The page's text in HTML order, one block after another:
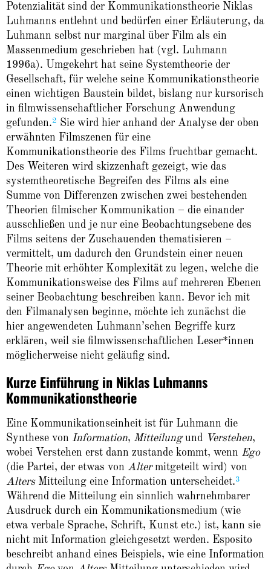
Potenzialität sind der Kommunikationstheorie Niklas
Luhmanns entlehnt und bedürfen einer Erläuterung, da
Luhmann selbst nur marginal über Film als ein
Massenmedium geschrieben hat (vgl. Luhmann
1996a). Umgekehrt hat seine Systemtheorie der
Gesellschaft, für welche seine Kommunikationstheorie
einen wichtigen Baustein bildet, bislang nur kursorisch
in filmwissenschaftlicher Forschung Anwendung
gefunden.2 Sie wird hier anhand der Analyse der oben
erwähnten Filmszenen für eine
Kommunikationstheorie des Films fruchtbar gemacht.
Des Weiteren wird skizzenhaft gezeigt, wie das
systemtheoretische Begreifen des Films als eine
Summe von Differenzen zwischen zwei bestehenden
Theorien filmischer Kommunikation – die einander
ausschließen und je nur eine Beobachtungsebene des
Films seitens der Zuschauenden thematisieren –
vermittelt, um dadurch den Grundstein einer neuen
Theorie mit erhöhter Komplexität zu legen, welche die
Kommunikationsweise des Films auf mehreren Ebenen
seiner Beobachtung beschreiben kann. Bevor ich mit
den Filmanalysen beginne, möchte ich zunächst die
hier angewendeten Luhmann’schen Begriffe kurz
erklären, weil sie filmwissenschaftlichen Leser*innen
möglicherweise nicht geläufig sind.
Kurze Einführung in Niklas Luhmanns
Kommunikationstheorie
Eine Kommunikationseinheit ist für Luhmann die
Synthese von Information, Mitteilungund Verstehen,
wobei Verstehen erst dann zustande kommt, wenn Ego
(die Partei, der etwas von Altermitgeteilt wird) von
AltersMitteilung eine Information unterscheidet.3
Während die Mitteilung ein sinnlich wahrnehmbarer
Ausdruck durch ein Kommunikationsmedium (wie
etwa verbale Sprache, Schrift, Kunst etc.) ist, kann sie
nicht mit Information gleichgesetzt werden. Esposito
beschreibt anhand eines Beispiels, wie eine Information